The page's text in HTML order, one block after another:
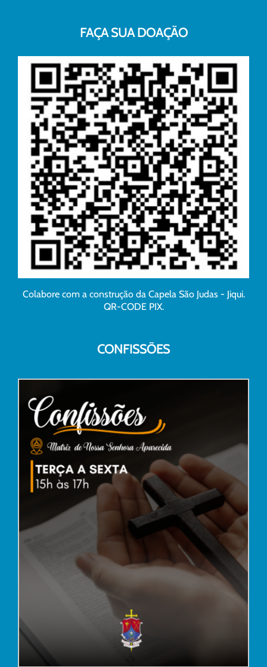
FAÇA SUA DOAÇÃO
Colabore com a construção da Capela São Judas - Jiqui.
QR-CODE PIX.
CONFISSÕES